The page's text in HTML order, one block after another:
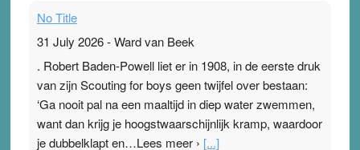
No Title
31 July 2026-Ward van Beek
. Robert Baden-Powell liet er in 1908, in de eerste druk
van zijn Scouting for boys geen twijfel over bestaan:
‘Ga nooit pal na een maaltijd in diep water zwemmen,
want dan krijg je hoogstwaarschijnlijk kramp, waardoor
je dubbelklapt en…Lees meer › [...]